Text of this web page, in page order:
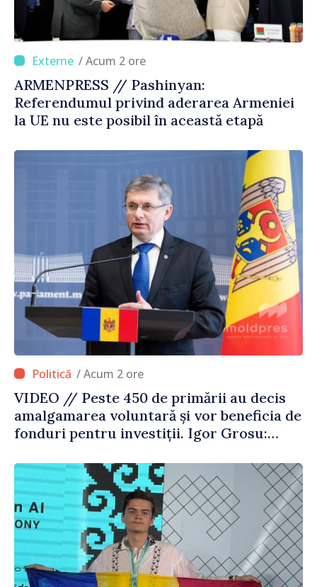
/ Acum 2 ore
ARMENPRESS // Pashinyan:
Referendumul privind aderarea Armeniei
la UE nu este posibil în această etapă
/ Acum 2 ore
VIDEO // Peste 450 de primării au decis
amalgamarea voluntară și vor beneficia de
fonduri pentru investiții. Igor Grosu:
dăm o șansă localităților să se dezvolte”